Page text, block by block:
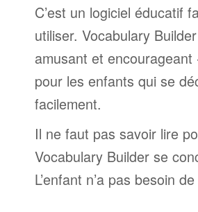
C’est un logiciel éducatif
utiliser. Vocabulary
amusant et encourageant
pour les enfants qui se
facilement.
Il ne faut pas savoir lire
Vocabulary Builder se
L’enfant n’a pas besoin